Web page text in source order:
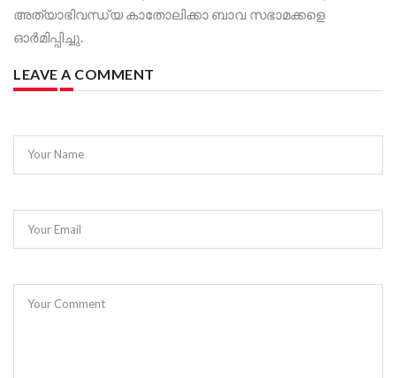
അത്യാഭിവന്ധ്യ കാതോലിക്കാ ബാവ സഭാമക്കളെ
ഓർമിപ്പിച്ചു.
LEAVE A COMMENT
Your Name
Your Email
Your Comment